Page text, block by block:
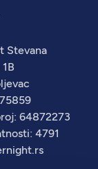
Stevana
64872273
4791